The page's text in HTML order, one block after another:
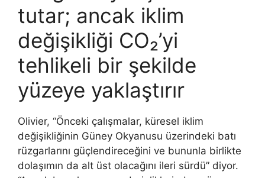
tutar; ancak iklim
değişikliği CO₂’yi
tehlikeli bir şekilde
yüzeye yaklaştırır
Olivier, “Önceki çalışmalar, küresel iklim
değişikliğinin Güney Okyanusu üzerindeki batı
rüzgarlarını güçlendireceğini ve bununla birlikte
dolaşımın da alt üst olacağını ileri sürdü” diyor.